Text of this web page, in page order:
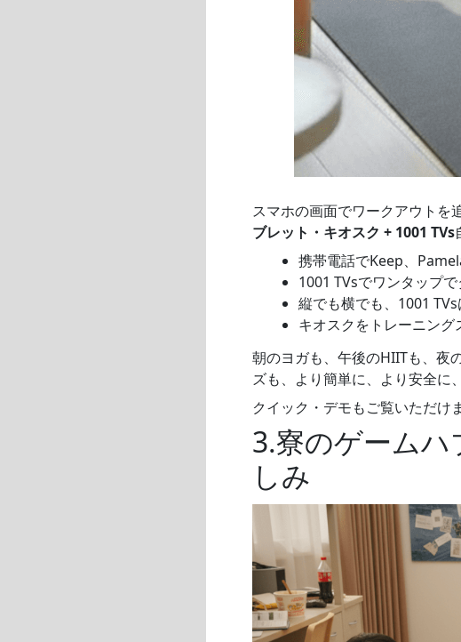
スマホの画面でワークアウトを
ブレット・キオスク + 1001 TVs
携帯電話でKeep、
1001 TVsでワンタップ
縦でも横でも、1001 TVs
キオスクをトレーニング
朝のヨガも、午後のHIITも、夜
ズも、より簡単に、より安全に
クイック・デモもご覧いただけ
3.寮のゲーム
しみ